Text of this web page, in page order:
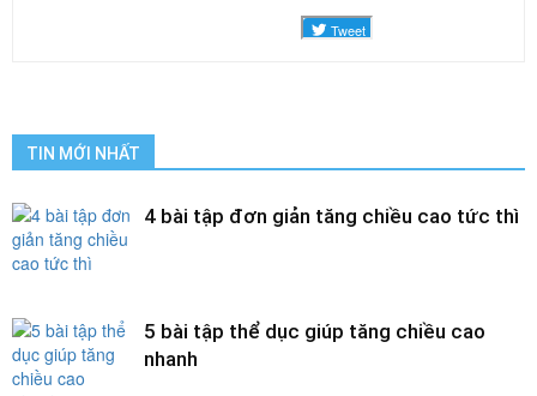
TIN MỚI NHẤT
4 bài tập đơn giản tăng chiều cao tức thì
5 bài tập thể dục giúp tăng chiều cao
nhanh